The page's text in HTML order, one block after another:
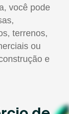
você pode
terrenos,
ou
e